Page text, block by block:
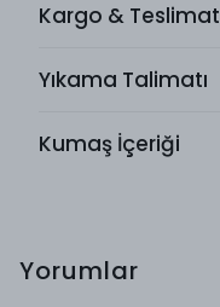
Kargo & Teslimat
Yıkama Talimatı
Kumaş İçeriği
Yorumlar